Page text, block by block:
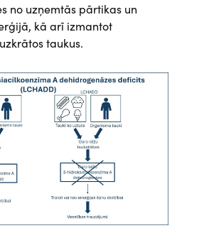
no uzņemtās pārtikas un
kā arī izmantot
taukus.